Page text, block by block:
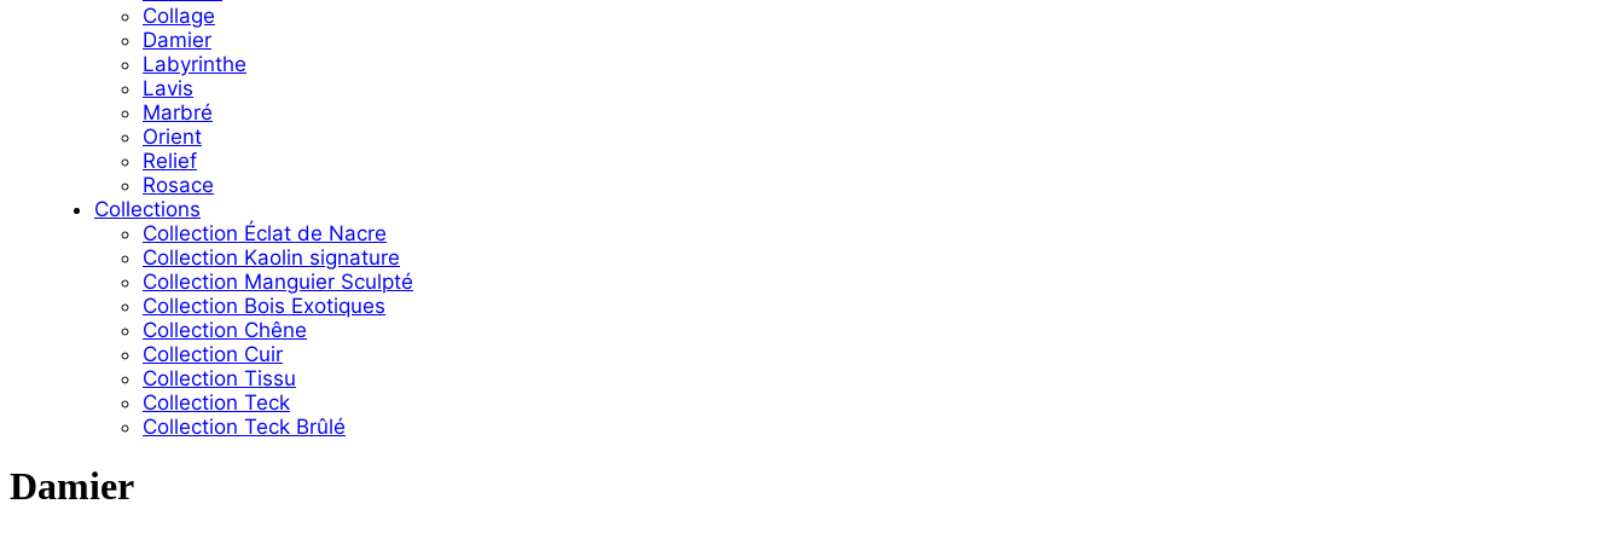
Collage
Damier
Labyrinthe
Lavis
Marbré
Orient
Relief
Rosace
Collections
Collection Éclat de Nacre
Collection Kaolin signature
Collection Manguier Sculpté
Collection Bois Exotiques
Collection Chêne
Collection Cuir
Collection Tissu
Collection Teck
Collection Teck Brûlé
Damier